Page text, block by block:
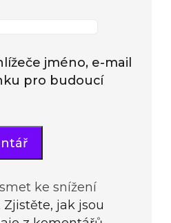
jméno, e-mail
pro budoucí
ke snížení
Zjistěte, jak jsou